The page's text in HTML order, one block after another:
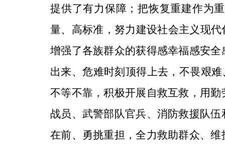
提供了有力保障；把恢复重建作为
量、高标准，努力建设社会主义现
增强了各族群众的获得感幸福感安
出来、危难时刻顶得上去，不畏艰
不等不靠，积极开展自救互救，用
战员、武警部队官兵、消防救援队
在前、勇挑重担，全力救助群众、